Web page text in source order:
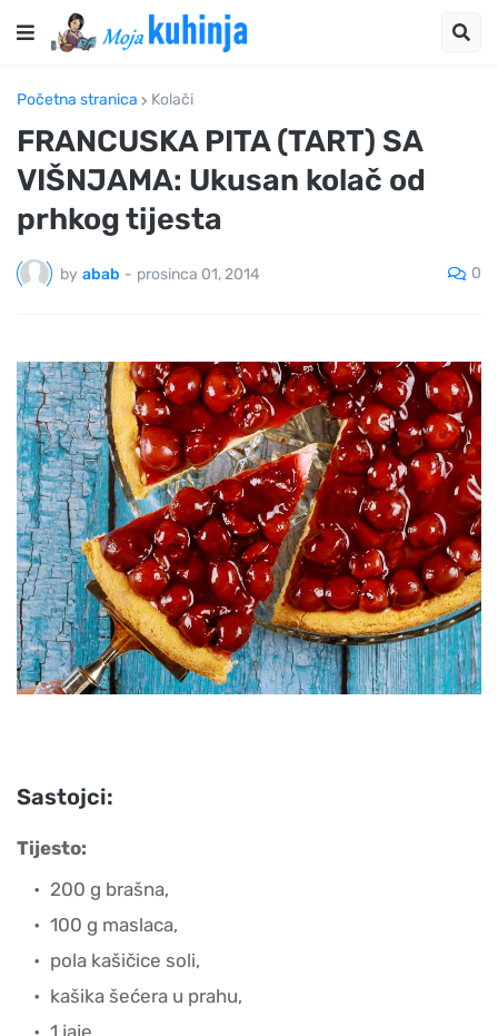
Početna stranica Kolači
FRANCUSKA PITA (TART) SA
VIŠNJAMA: Ukusan kolač od
prhkog tijesta
by abab - prosinca 01, 2014 0
Sastojci:
Tijesto:
200 g brašna,
100 g maslaca,
pola kašičice soli,
kašika šećera u prahu,